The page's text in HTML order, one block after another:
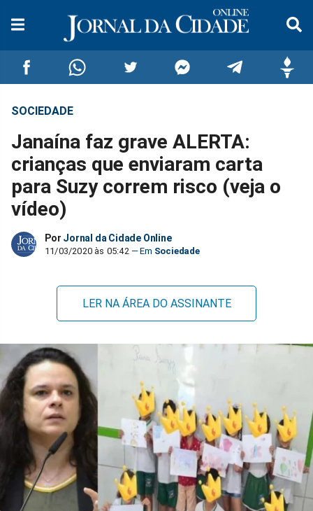
Compartilhar
no
Facebook
Compartilhar
no
Whatsapp
no
Twitter
no
Messenger
no
TelegramGettr
SOCIEDADE
Janaína faz grave ALERTA:
crianças que enviaram carta
para Suzy correm risco (veja o
vídeo)
Por Jornal da Cidade Online
11/03/2020 às 05:42 Sociedade
LER NA ÁREA DO ASSINANTE